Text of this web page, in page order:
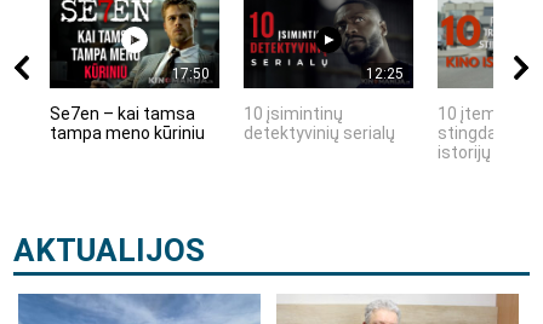
17:50
Se7en – kai tamsa
tampa meno kūriniu
12:25
10 įsimintinų
detektyvinių serialų
10 įtemptų,
stingdančių
istorijų
AKTUALIJOS